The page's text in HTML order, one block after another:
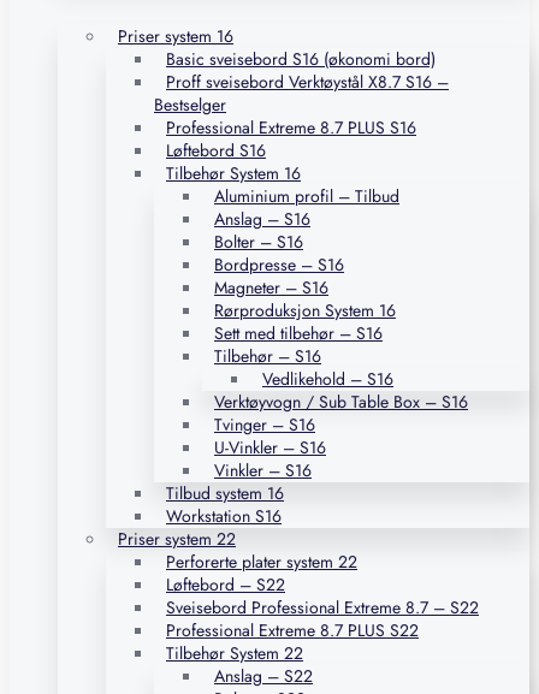
Priser system 16
Basic sveisebord S16 (økonomi bord)
Proff sveisebord Verktøystål X8.7 S16 –
Bestselger
Professional Extreme 8.7 PLUS S16
Løftebord S16
Tilbehør System 16
Aluminium profil – Tilbud
Anslag – S16
Bolter – S16
Bordpresse – S16
Magneter – S16
Rørproduksjon System 16
Sett med tilbehør – S16
Tilbehør – S16
Vedlikehold – S16
Verktøyvogn / Sub Table Box – S16
Tvinger – S16
U-Vinkler – S16
Vinkler – S16
Tilbud system 16
Workstation S16
Priser system 22
Perforerte plater system 22
Løftebord – S22
Sveisebord Professional Extreme 8.7 – S22
Professional Extreme 8.7 PLUS S22
Tilbehør System 22
Anslag – S22